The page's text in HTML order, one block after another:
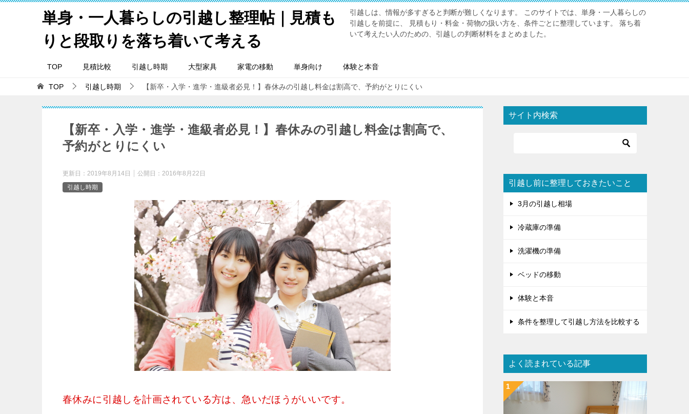
単身・一人暮らしの引越し整理帖｜見積も
りと段取りを落ち着いて考える
引越しは、情報が多すぎると判断が難しくなります。 このサイトでは、単身・一人暮らしの
引越しを前提に、 見積もり・料金・荷物の扱い方を、条件ごとに整理しています。 落ち着
いて考えたい人のための、引越しの判断材料をまとめました。
TOP 見積比較 引越し時期 大型家具 家電の移動 単身向け 体験と本音
TOP 引越し時期 【新卒・入学・進学・進級者必見！】春休みの引越し料金は割高で、予約がとりにくい
【新卒・入学・進学・進級者必見！】春休みの引越し料金は割高で、
予約がとりにくい
更新日： 2019年8月14日 公開日： 2016年8月22日
引越し時期
春休みに引越しを計画されている方は、急いだほうがいいです。
サイト内検索
引越し前に整理しておきたいこと
3月の引越し相場
冷蔵庫の準備
洗濯機の準備
ベッドの移動
体験と本音
条件を整理して引越し方法を比較する
よく読まれている記事